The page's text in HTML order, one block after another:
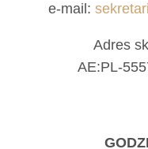
e-mail:
Adres
AE:PL-